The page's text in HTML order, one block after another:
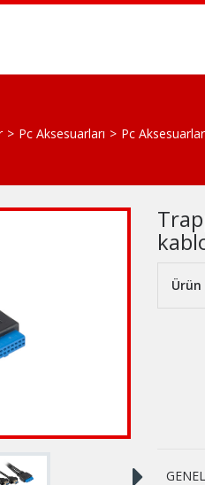
Pc Aksesuarları Pc
Ürün